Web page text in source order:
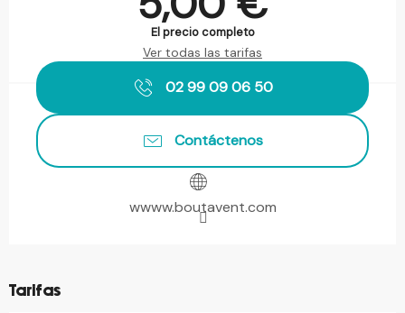
El precio completo
Ver todas las tarifas
02 99 09 06 50
Contáctenos
wwww.boutavent.com
Tarifas